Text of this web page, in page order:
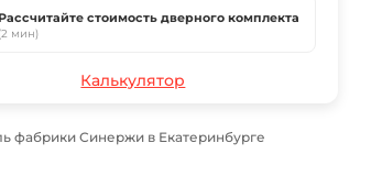
Рассчитайте стоимость дверного комплекта
(2 мин)
Калькулятор
фабрики Синержи в Екатеринбурге